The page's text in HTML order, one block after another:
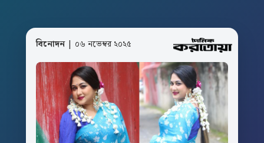
বিনোদন| ০৬ নভেম্বর ২০২৫